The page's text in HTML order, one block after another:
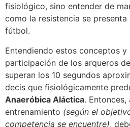
fisiológico, sino entender de
como la resistencia se presenta
fútbol.
Entendiendo estos conceptos y
participación de los arqueros
superan los 10 segundos
decis que fisiológicamente
Anaeróbica Aláctica.
entrenamiento (según el
competencia se encuentre),